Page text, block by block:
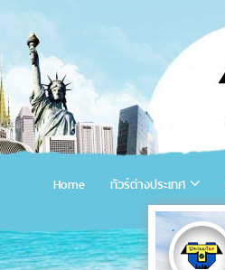
Home ทัวร์ต่างประเทศ